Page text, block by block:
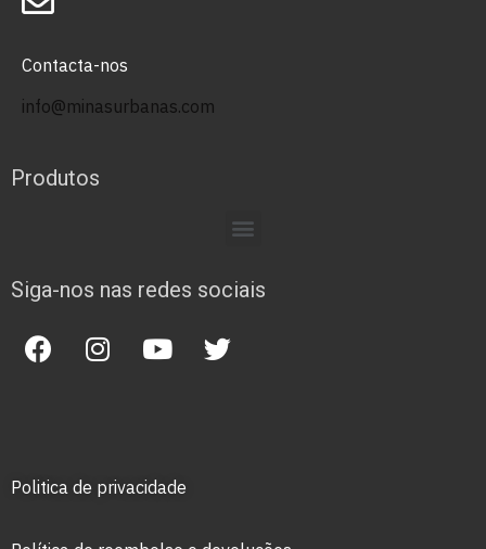
Contacta-nos
info@minasurbanas.com
Produtos
Siga-nos nas redes sociais
Politica de privacidade